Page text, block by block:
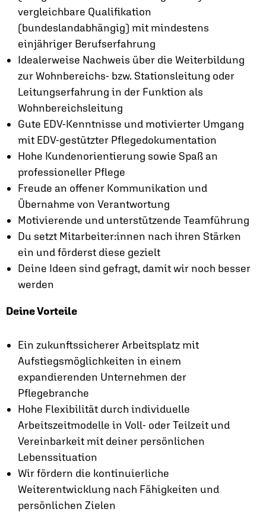
vergleichbare Qualifikation
(bundeslandabhängig) mit mindestens
einjähriger Berufserfahrung
Idealerweise Nachweis über die Weiterbildung
zur Wohnbereichs- bzw. Stationsleitung oder
Leitungserfahrung in der Funktion als
Wohnbereichsleitung
Gute EDV-Kenntnisse und motivierter Umgang
mit EDV-gestützter Pflegedokumentation
Hohe Kundenorientierung sowie Spaß an
professioneller Pflege
Freude an offener Kommunikation und
Übernahme von Verantwortung
Motivierende und unterstützende Teamführung
Du setzt Mitarbeiter:innen nach ihren Stärken
ein und förderst diese gezielt
Deine Ideen sind gefragt, damit wir noch besser
werden
Deine Vorteile
Ein zukunftssicherer Arbeitsplatz mit
Aufstiegsmöglichkeiten in einem
expandierenden Unternehmen der
Pflegebranche
Hohe Flexibilität durch individuelle
Arbeitszeitmodelle in Voll- oder Teilzeit und
Vereinbarkeit mit deiner persönlichen
Lebenssituation
Wir fördern die kontinuierliche
Weiterentwicklung nach Fähigkeiten und
persönlichen Zielen